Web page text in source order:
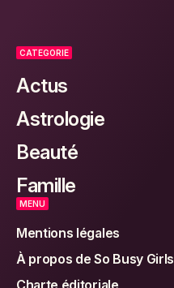
CATEGORIE
Actus
Astrologie
Beauté
Famille
MENU
Mentions légales
À propos de So Busy Girls